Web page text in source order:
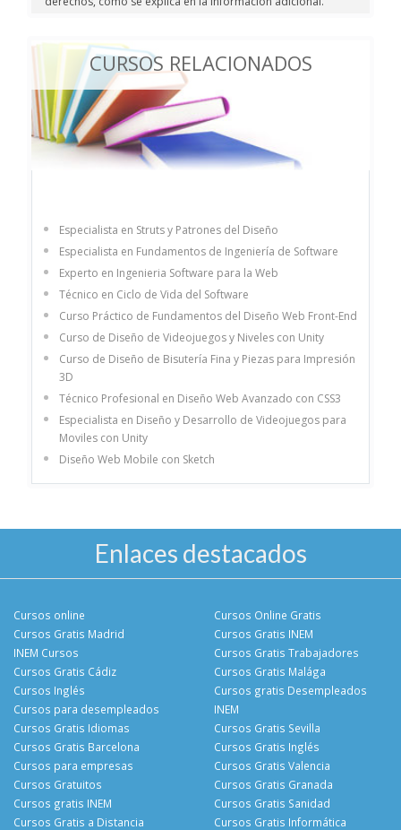
CURSOS RELACIONADOS
Especialista en Struts y Patrones del Diseño
Especialista en Fundamentos de Ingeniería de Software
Experto en Ingenieria Software para la Web
Técnico en Ciclo de Vida del Software
Curso Práctico de Fundamentos del Diseño Web Front-End
Curso de Diseño de Videojuegos y Niveles con Unity
Curso de Diseño de Bisutería Fina y Piezas para Impresión
3D
Técnico Profesional en Diseño Web Avanzado con CSS3
Especialista en Diseño y Desarrollo de Videojuegos para
Moviles con Unity
Diseño Web Mobile con Sketch
Enlaces destacados
Cursos online
Cursos Gratis Madrid
INEM Cursos
Cursos Gratis Cádiz
Cursos Online Gratis
Cursos Gratis INEM
Cursos Gratis Trabajadores
Cursos Gratis Malága
Cursos Inglés
Cursos para desempleados
Cursos Gratis Idiomas
Cursos Gratis Barcelona
Cursos gratis Desempleados
INEM
Cursos Gratis Sevilla
Cursos Gratis Inglés
Cursos para empresas
Cursos Gratuitos
Cursos gratis INEM
Cursos Gratis a Distancia
Cursos Gratis Valencia
Cursos Gratis Granada
Cursos Gratis Sanidad
Cursos Gratis Informática